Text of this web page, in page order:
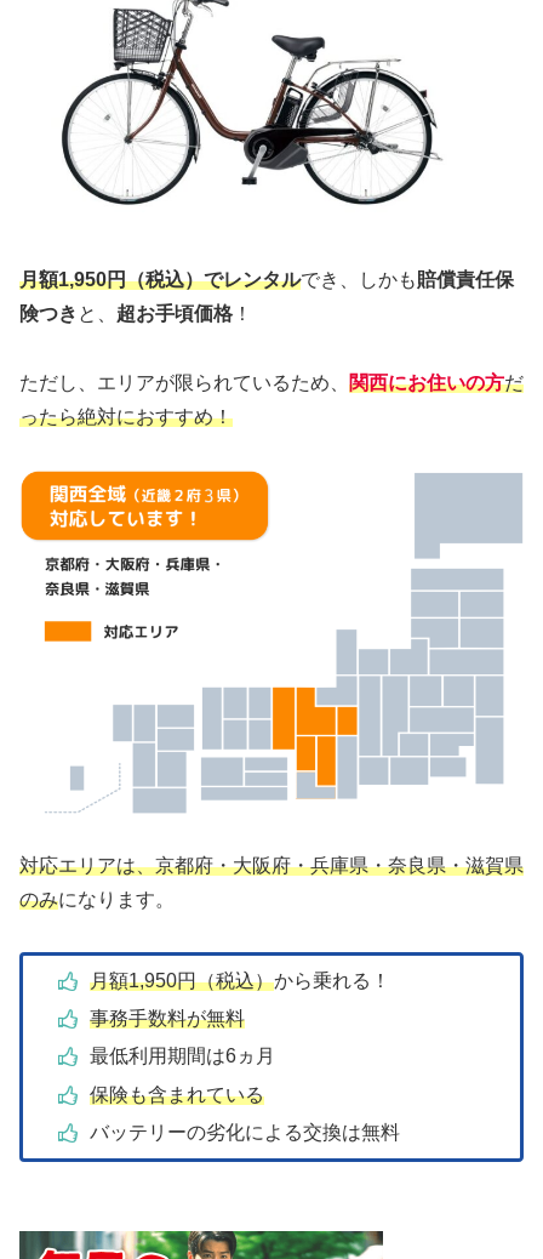
月額1,950円（税込）でレンタルでき、しかも賠償責任保
険つき と、 超お手頃価格 ！
ただし、エリアが限られているため、 関西にお住いの方だ
ったら絶対におすすめ！
対応エリアは、京都府・大阪府・兵庫県・奈良県・滋賀県
のみになります。
月額1,950円（税込）から乗れる！
事務手数料が無料
最低利用期間は6ヵ月
保険も含まれている
バッテリーの劣化による交換は無料